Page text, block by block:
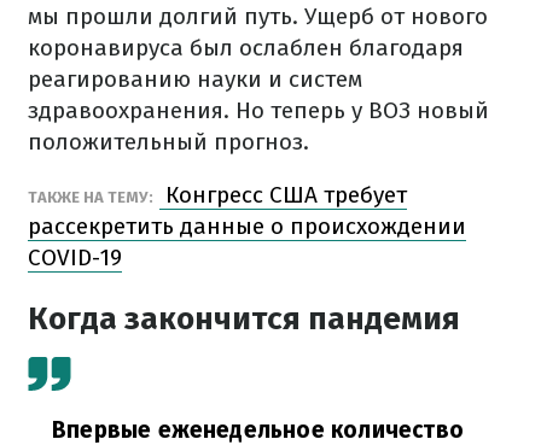
мы прошли долгий путь. Ущерб от нового
коронавируса был ослаблен благодаря
реагированию науки и систем
здравоохранения. Но теперь у ВОЗ новый
положительный прогноз.
ТАКЖЕ НА ТЕМУ:
Конгресс США требует
рассекретить данные о происхождении
COVID-19
Когда закончится пандемия
Впервые еженедельное количество